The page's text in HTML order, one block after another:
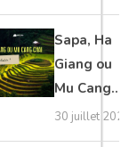
éviter
absolument
Sapa, Ha
Giang ou
Mu Cang
Chai :
quelle
30 juillet 2026